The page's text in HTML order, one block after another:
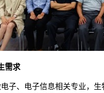
需求
子、电子信息相关专业，生